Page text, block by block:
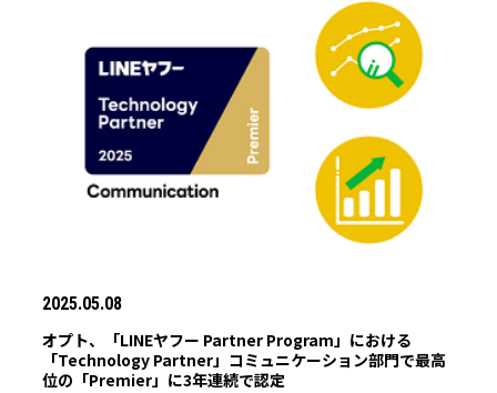
2025.05.08
オプト、「LINEヤフー Partner Program」における
「Technology Partner」コミュニケーション部門で最高
位の「Premier」に3年連続で認定